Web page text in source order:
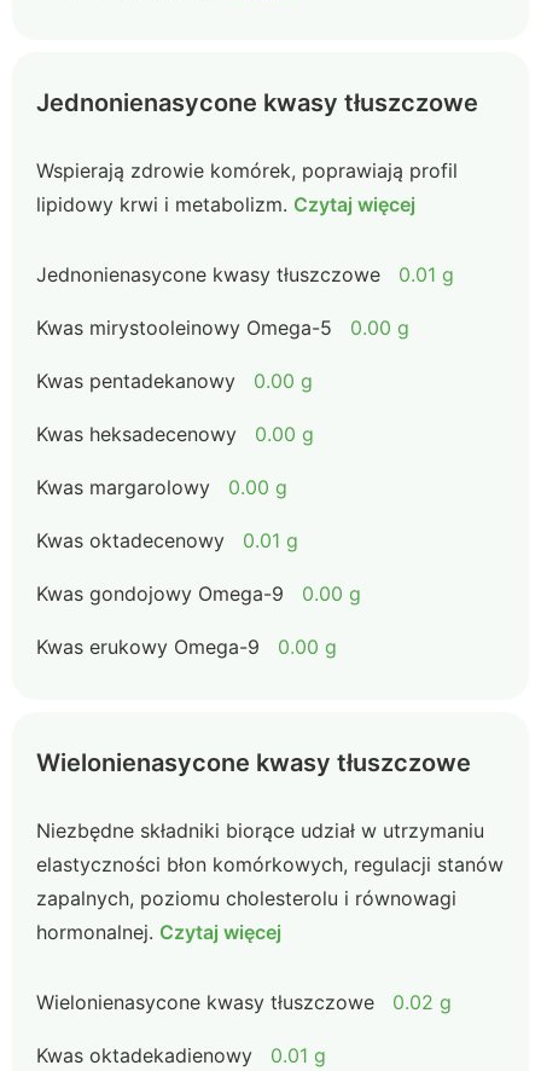
Jednonienasycone kwasy tłuszczowe
Wspierają zdrowie komórek, poprawiają profil
lipidowy krwi i metabolizm. Czytaj więcej
Jednonienasycone kwasy tłuszczowe 0.01 g
Kwas mirystooleinowy Omega-5 0.00 g
Kwas pentadekanowy 0.00 g
Kwas heksadecenowy 0.00 g
Kwas margarolowy 0.00 g
Kwas oktadecenowy 0.01 g
Kwas gondojowy Omega-9 0.00 g
Kwas erukowy Omega-9 0.00 g
Wielonienasycone kwasy tłuszczowe
Niezbędne składniki biorące udział w utrzymaniu
elastyczności błon komórkowych, regulacji stanów
zapalnych, poziomu cholesterolu i równowagi
hormonalnej. Czytaj więcej
Wielonienasycone kwasy tłuszczowe 0.02 g
Kwas oktadekadienowy 0.01 g